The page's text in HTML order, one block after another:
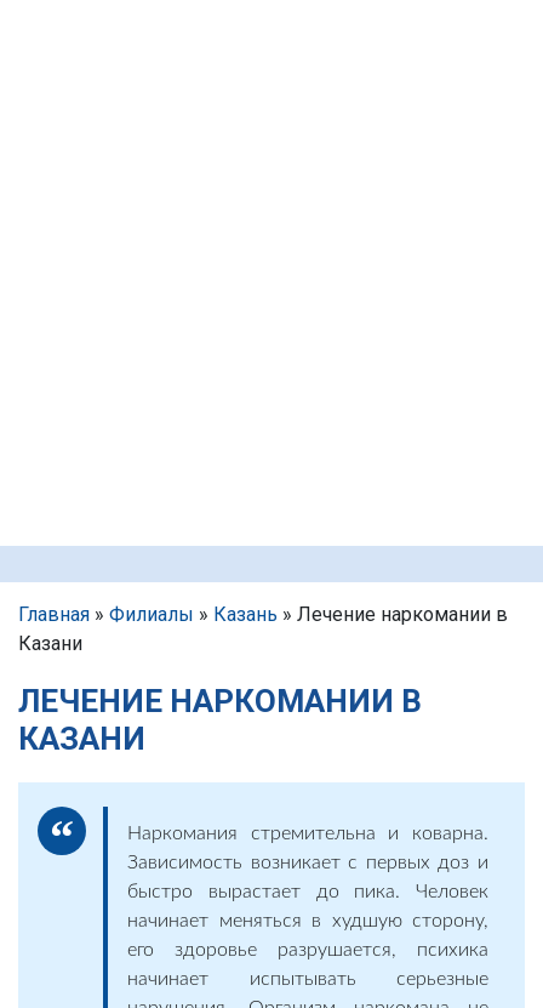
Главная » Филиалы » Казань » Лечение наркомании в
Казани
ЛЕЧЕНИЕ НАРКОМАНИИ В
КАЗАНИ
Наркомания стремительна и коварна.
Зависимость возникает с первых доз и
быстро вырастает до пика. Человек
начинает меняться в худшую сторону,
его здоровье разрушается, психика
начинает испытывать серьезные